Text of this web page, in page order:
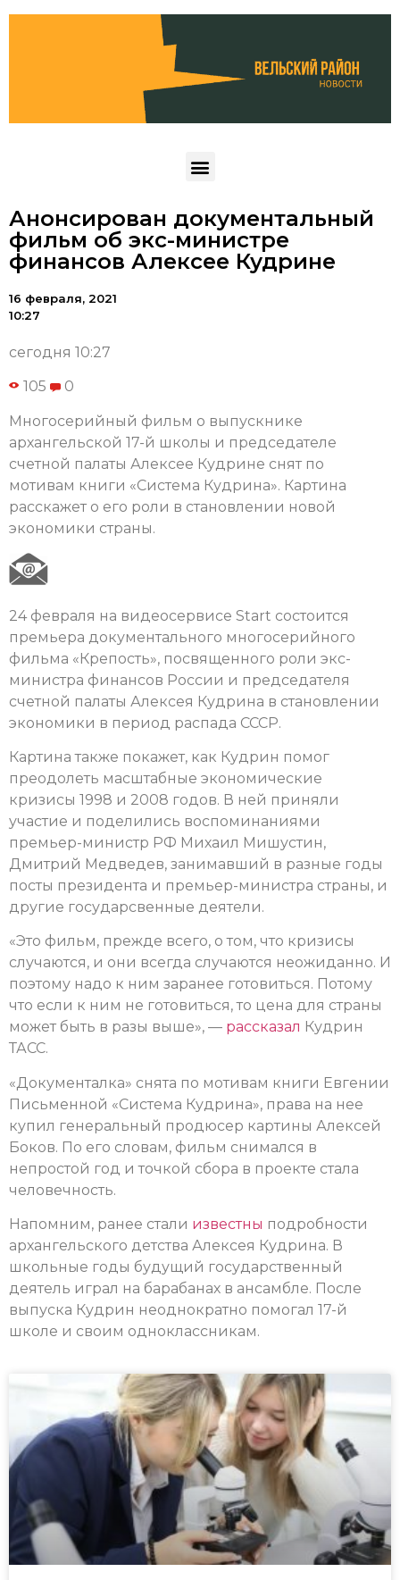
Анонсирован документальный
фильм об экс-министре
финансов Алексее Кудрине
16 февраля, 2021
10:27
сегодня 10:27
105 0
Многосерийный фильм о выпускнике
архангельской 17-й школы и председателе
счетной палаты Алексее Кудрине снят по
мотивам книги «Система Кудрина». Картина
расскажет о его роли в становлении новой
экономики страны.
24 февраля на видеосервисе Start состоится
премьера документального многосерийного
фильма «Крепость», посвященного роли экс-
министра финансов России и председателя
счетной палаты Алексея Кудрина в становлении
экономики в период распада СССР.
Картина также покажет, как Кудрин помог
преодолеть масштабные экономические
кризисы 1998 и 2008 годов. В ней приняли
участие и поделились воспоминаниями
премьер-министр РФ Михаил Мишустин,
Дмитрий Медведев, занимавший в разные годы
посты президента и премьер-министра страны, и
другие государсвенные деятели.
«Это фильм, прежде всего, о том, что кризисы
случаются, и они всегда случаются неожиданно. И
поэтому надо к ним заранее готовиться. Потому
что если к ним не готовиться, то цена для страны
может быть в разы выше», — рассказал Кудрин
ТАСС.
«Документалка» снята по мотивам книги Евгении
Письменной «Система Кудрина», права на нее
купил генеральный продюсер картины Алексей
Боков. По его словам, фильм снимался в
непростой год и точкой сбора в проекте стала
человечность.
Напомним, ранее стали известны подробности
архангельского детства Алексея Кудрина. В
школьные годы будущий государственный
деятель играл на барабанах в ансамбле. После
выпуска Кудрин неоднократно помогал 17-й
школе и своим одноклассникам.